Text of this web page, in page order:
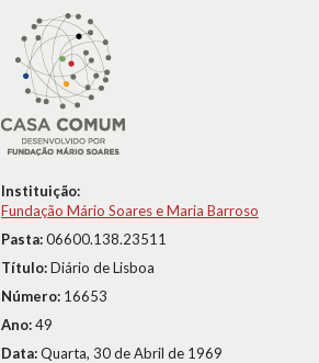
Instituição:
Fundação Mário Soares e Maria Barroso
Pasta:06600.138.23511
Título:Diário de Lisboa
Número: 16653
Ano:49
Data:Quarta, 30 de Abril de 1969